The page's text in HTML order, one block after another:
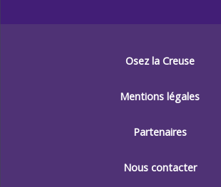
Osez la Creuse
Mentions légales
Partenaires
Nous contacter